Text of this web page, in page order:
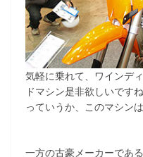
気軽に乗れて、ワインデ
ドマシン是非欲しいですね
っていうか、このマシン
一方の古豪メーカーであ